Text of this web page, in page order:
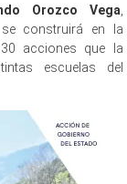
Orozco Vega,
construirá en la
acciones que la
escuelas del